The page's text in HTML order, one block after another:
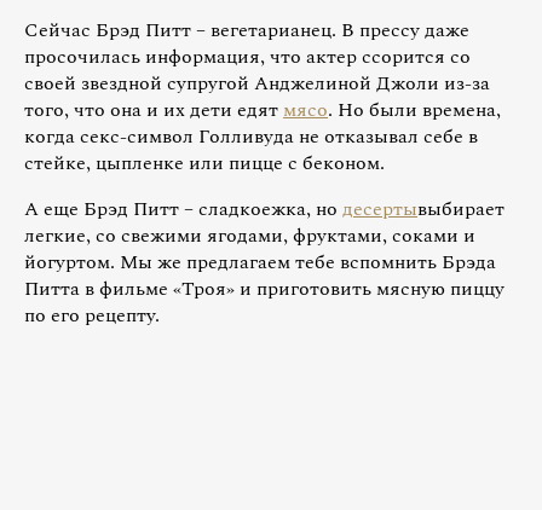
Сейчас Брэд Питт – вегетарианец. В прессу даже
просочилась информация, что актер ссорится со
своей звездной супругой Анджелиной Джоли из-за
того, что она и их дети едятмясо. Но были времена,
когда секс-символ Голливуда не отказывал себе в
стейке, цыпленке или пицце с беконом.
А еще Брэд Питт – сладкоежка, но десертывыбирает
легкие, со свежими ягодами, фруктами, соками и
йогуртом. Мы же предлагаем тебе вспомнить Брэда
Питта в фильме «Троя» и приготовить мясную пиццу
по его рецепту.